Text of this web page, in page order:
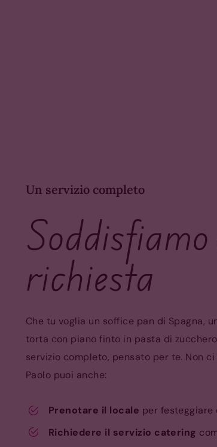
Un servizio completo
richiesta
Che tu voglia un soffice pan di Spagna,
torta con piano finto in pasta di
servizio completo, pensato per te. Non
Paolo puoi anche:
Prenotare il locale per
Richiedere il servizio catering